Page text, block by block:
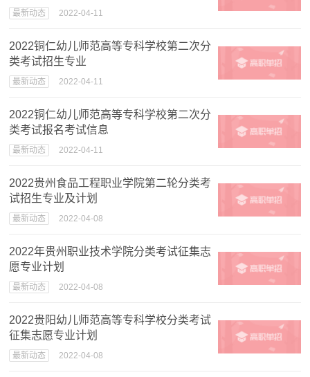
最新动态 2022-04-11
2022铜仁幼儿师范高等专科学校第二次分
类考试招生专业
最新动态 2022-04-11
2022铜仁幼儿师范高等专科学校第二次分
类考试报名考试信息
最新动态 2022-04-11
2022贵州食品工程职业学院第二轮分类考
试招生专业及计划
最新动态 2022-04-08
2022年贵州职业技术学院分类考试征集志
愿专业计划
最新动态 2022-04-08
2022贵阳幼儿师范高等专科学校分类考试
征集志愿专业计划
最新动态 2022-04-08